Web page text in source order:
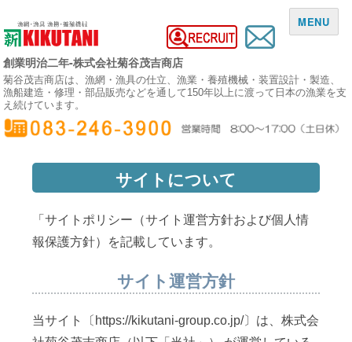
創業明治二年-株式会社菊谷茂吉商店
菊谷茂吉商店は、漁網・漁具の仕立、漁業・養殖機械・装置設計・製造、
漁船建造・修理・部品販売などを通して150年以上に渡って日本の漁業を支
え続けています。
MENU
サイトについて
「サイトポリシー（サイト運営方針および個人情
報保護方針）を記載しています。
サイト運営方針
当サイト〔https://kikutani-group.co.jp/〕は、株式会